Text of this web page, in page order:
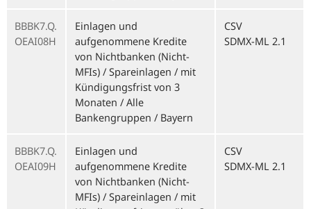
BBBK7.Q.
OEAI08H
Einlagen und
aufgenommene Kredite
von Nichtbanken (Nicht-
MFIs) / Spareinlagen / mit
Kündigungsfrist von 3
Monaten / Alle
Bankengruppen / Bayern
CSV
SDMX-ML 2.1
BBBK7.Q.
OEAI09H
Einlagen und
aufgenommene Kredite
von Nichtbanken (Nicht-
MFIs) / Spareinlagen / mit
CSV
SDMX-ML 2.1